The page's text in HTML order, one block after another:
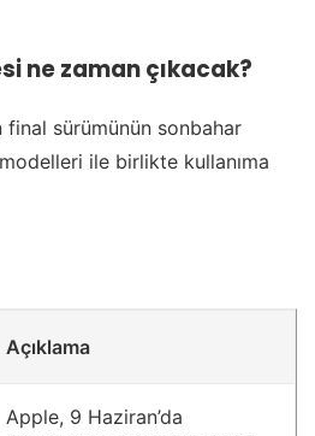
ne zaman çıkacak?
final sürümünün sonbahar
ile birlikte kullanıma
Açıklama
Apple, 9 Haziran’da